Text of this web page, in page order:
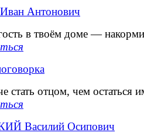
Антонович
в твоём доме —
стать отцом, чем остаться
Василий Осипович